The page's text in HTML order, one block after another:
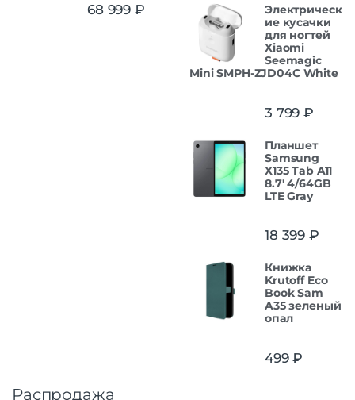
68 999 ₽
Электрическ
ие кусачки
для ногтей
Xiaomi
Seemagic
Mini SMPH-ZJD04C White
3 799 ₽
Планшет
Samsung
X135 Tab A11
8.7' 4/64GB
LTE Gray
18 399 ₽
Книжка
Krutoff Eco
Book Sam
A35 зеленый
опал
499₽
Распродажа